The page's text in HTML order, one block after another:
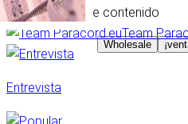
Wholesale
Tabla de contenido
Team
Entrevista